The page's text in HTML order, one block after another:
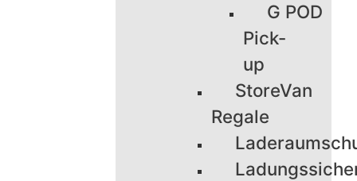
G POD
Pick-
up
StoreVan
Regale